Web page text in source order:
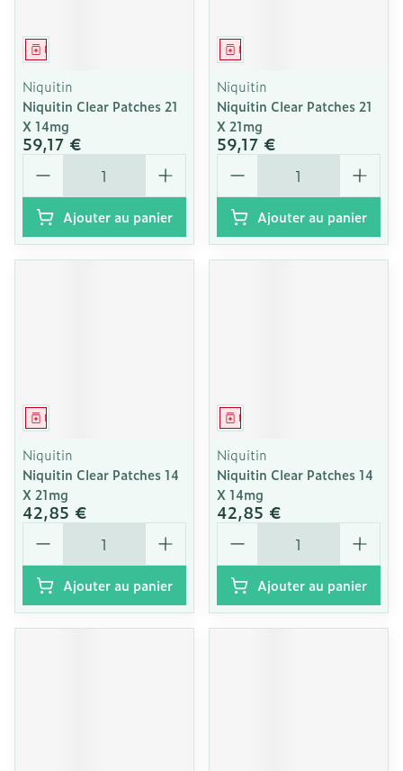
Médicament
Niquitin
Niquitin Clear Patches 21
X 14mg
59,17 €
Quantité
Ajouter au panier
Médicament
Niquitin
Niquitin Clear Patches 21
X 21mg
59,17 €
Quantité
Ajouter au panier
Médicament
Niquitin
Niquitin Clear Patches 14
X 21mg
42,85 €
Quantité
Ajouter au panier
Médicament
Niquitin
Niquitin Clear Patches 14
X 14mg
42,85 €
Quantité
Ajouter au panier